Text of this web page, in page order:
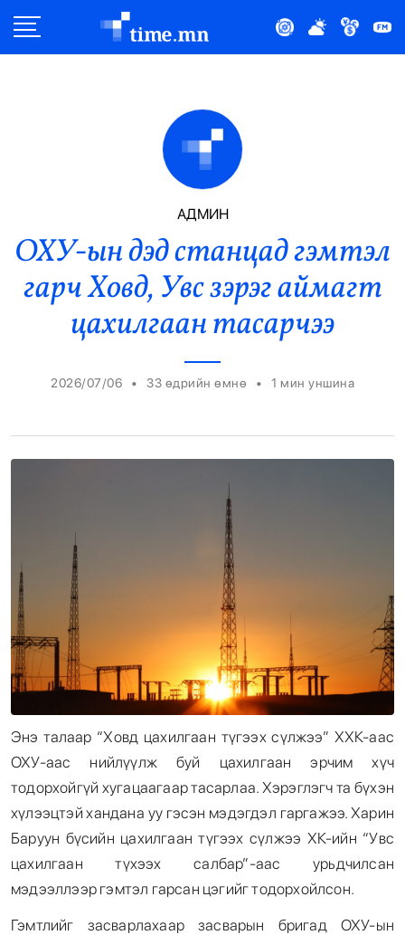
Эдийн Засаг
Нийтлэлчийн Булан
Эрүүл Мэнд
Орон Нутаг
Спорт
Энтертайнмент
Эрэн Сурвалжилга
АДМИН
ОХУ-ын дэд станцад гэмтэл
гарч Ховд, Увс зэрэг аймагт
цахилгаан тасарчээ
2026/07/06 • 33 өдрийн өмнө • 1 мин уншина
Энэ талаар “Ховд цахилгаан түгээх сүлжээ” ХХК-аас
ОХУ-аас нийлүүлж буй цахилгаан эрчим хүч
тодорхойгүй хугацаагаар тасарлаа. Хэрэглэгч та бүхэн
хүлээцтэй хандана уу гэсэн мэдэгдэл гаргажээ. Харин
Баруун бүсийн цахилгаан түгээх сүлжээ ХК-ийн “Увс
цахилгаан түхээх салбар”-аас урьдчилсан
мэдээллээр гэмтэл гарсан цэгийг тодорхойлсон.
Гэмтлийг засварлахаар засварын бригад ОХУ-ын